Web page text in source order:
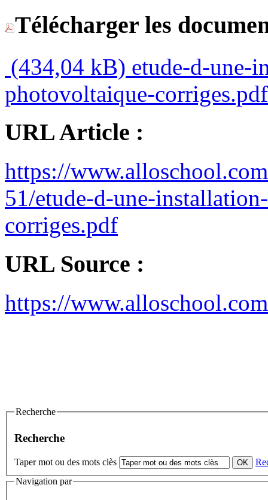
Télécharger les
(434,04 kB) etude-d-une-
photovoltaique-corriges.pdf
URL Article :
https://
51/etude-d-une-
corriges.pdf
URL Source :
https://
Recherche
Recherche
Taper mot ou des mots clès
Navigation par